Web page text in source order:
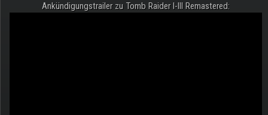
Ankündigungstrailer zu Tomb Raider I-III Remastered: